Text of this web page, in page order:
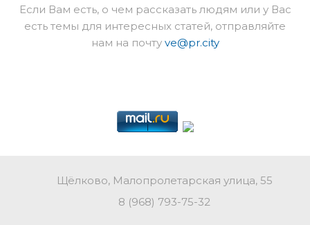
Если Вам есть, о чем рассказать людям или у Вас
есть темы для интересных статей, отправляйте
нам на почту ve@pr.city
Щёлково, Малопролетарская улица, 55
8 (968) 793-75-32